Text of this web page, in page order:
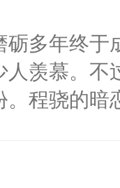
不善良，我
，怎么就是
大的隔阂
想到，他一
来越渺小。
砺多年终于
人羡慕。不
。程骁的暗